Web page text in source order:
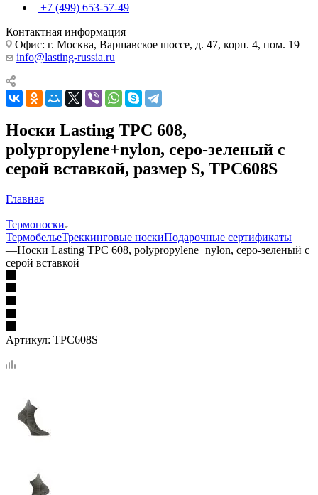
+7 (499) 653-57-49
Контактная информация
Офис: г. Москва, Варшавское шоссе, д. 47, корп. 4, пом. 19
info@lasting-russia.ru
Носки Lasting TPC 608,
polypropylene+nylon, серо-зеленый с
серой вставкой, размер S, TPC608S
Главная
—
Термоноски
ТермобельеТреккинговые носкиПодарочные сертификаты
—Носки Lasting TPC 608, polypropylene+nylon, серо-зеленый с
серой вставкой
Артикул: TPC608S